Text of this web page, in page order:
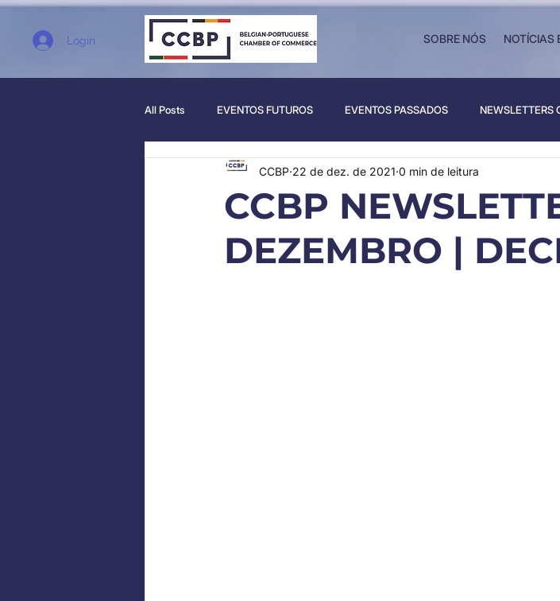
Login SOBRE NÓS NOTÍCIAS
All Posts EVENTOS FUTUROS EVENTOS PASSADOS NEWSLETTERS
CCBP
DEZEMBRO |
CCBP 22 de dez. de 2021 0 min de leitura